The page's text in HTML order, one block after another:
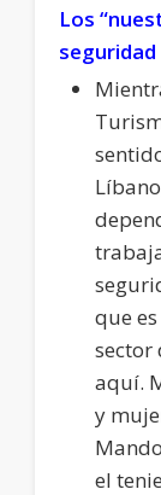
Los
que
sector
aquí.
y
el